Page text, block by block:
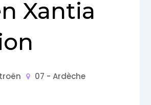
Xantia
07 - Ardèche